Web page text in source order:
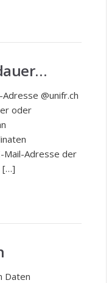
@unifr.ch
oder
Mail-Adresse der
[…]
Daten